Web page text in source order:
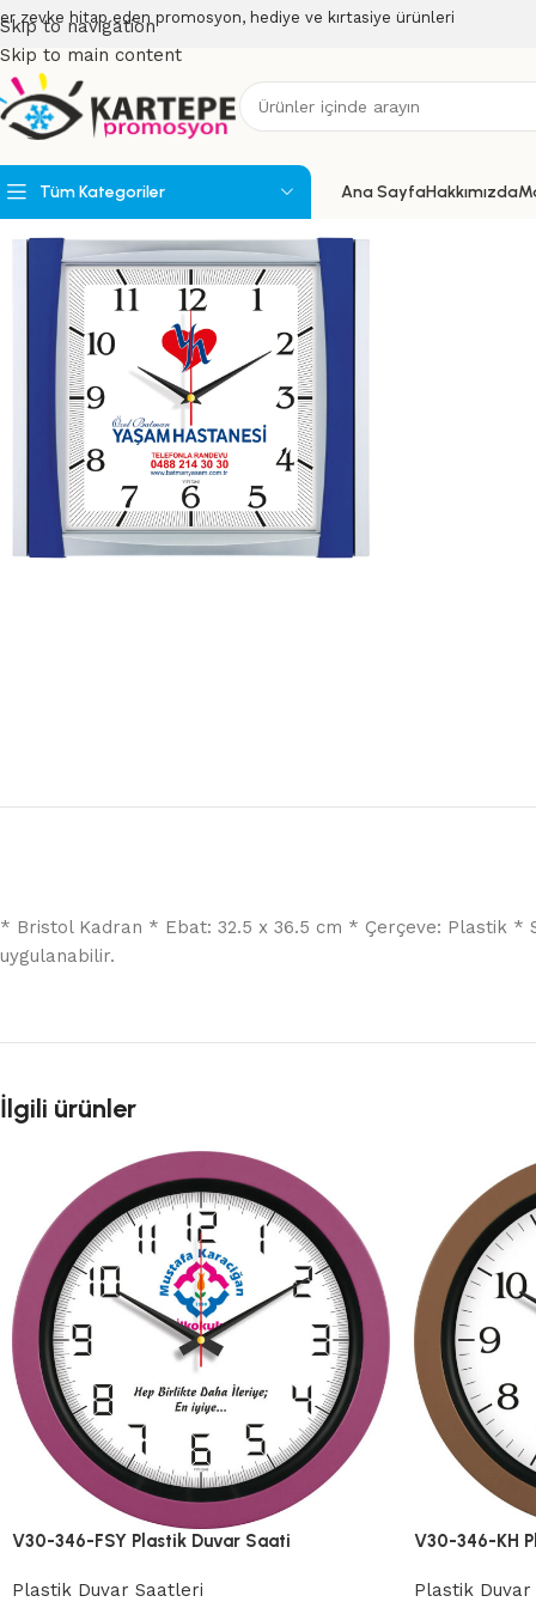
Skip to navigation
Skip to main content
zevke hitap eden promosyon, hediye ve kırtasiye ürünleri
Tüm Kategoriler
Powerbank
Powerbank Organizerler
USB Bellekler
Speakerlar
Teknoloji Ürünleri
Wireless Ürünler
Ana SayfaHakkımızda
* Bristol Kadran * Ebat: 32.5 x 36.5 cm * Çerçeve: Plastik *
uygulanabilir.
İlgili ürünler
V30-346-FSY Plastik Duvar Saati
Plastik Duvar Saatleri
V30-346-KH
Plastik